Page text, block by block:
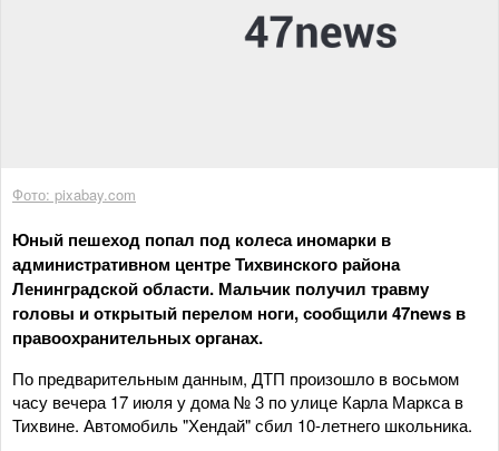
Фото: pixabay.com
Юный пешеход попал под колеса иномарки в
административном центре Тихвинского района
Ленинградской области. Мальчик получил травму
головы и открытый перелом ноги, сообщили 47news в
правоохранительных органах.
По предварительным данным, ДТП произошло в восьмом
часу вечера 17 июля у дома № 3 по улице Карла Маркса в
Тихвине. Автомобиль "Хендай" сбил 10-летнего школьника.